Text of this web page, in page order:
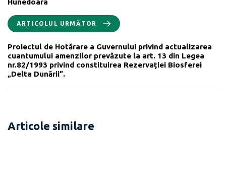
ARTICOLUL URMĂTOR
Proiectul de Hotărare a Guvernului privind actualizarea
cuantumului amenzilor prevăzute la art. 13 din Legea
nr.82/1993 privind constituirea Rezervației Biosferei
„Delta Dunării”.
Articole similare